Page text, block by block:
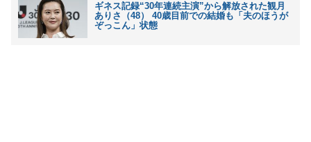
ギネス記録“30年連続主演”から解放された観月
ありさ（48） 40歳目前での結婚も「夫のほうが
ぞっこん」状態